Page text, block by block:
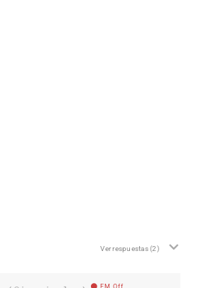
Ver respuestas(2)
EM Off